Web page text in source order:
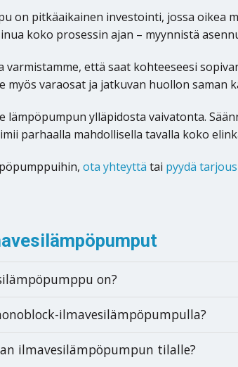
on pitkäaikainen investointi, jossa oikea
koko prosessin ajan – myynnistä
varmistamme, että saat kohteeseesi
myös varaosat ja jatkuvan huollon saman
lämpöpumpun ylläpidosta vaivatonta.
parhaalla mahdollisella tavalla koko
ota yhteyttä tai pyydä tarjous
on?
ilmavesilämpöpumpulla?
ilmavesilämpöpumpun tilalle?